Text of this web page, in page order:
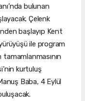
bulunan
Çelenk
başlayıp Kent
ile program
tamamlanmasının
kurtuluş
Baba, 4 Eylül